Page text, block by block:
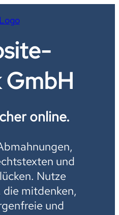
GmbH
online.
und
Nutze
mitdenken,
und